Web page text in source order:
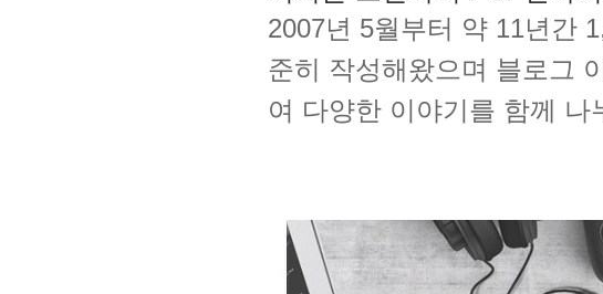
2007년 5월부터 약 11년간
준히 작성해왔으며 블로그
여 다양한 이야기를 함께 나